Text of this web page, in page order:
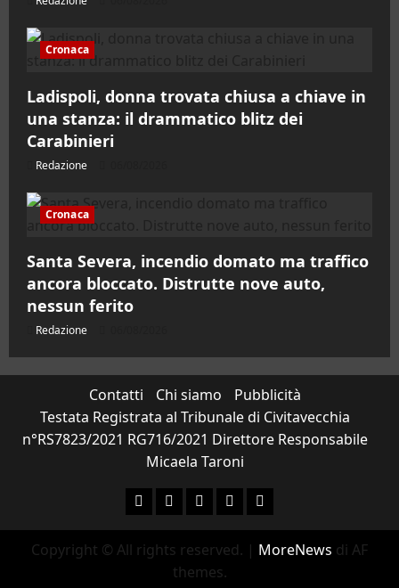
Cronaca
Ladispoli, donna trovata chiusa a chiave in
una stanza: il drammatico blitz dei
Carabinieri
Redazione
Cronaca
Santa Severa, incendio domato ma traffico
ancora bloccato. Distrutte nove auto,
nessun ferito
Redazione
Contatti Chi siamo
Pubblicità
Testata Registrata al Tribunale di Civitavecchia
n°RS7823/2021 RG716/2021 Direttore Responsabile
Micaela Taroni
FacebookInstagram
YouTubeTwitterEmail
Copyright © All rights reserved. | MoreNews di AF
themes.